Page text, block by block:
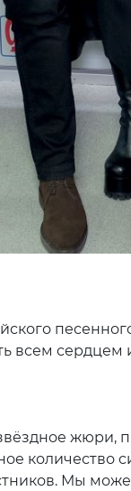
всем сердцем
жюри,
количество
Мы